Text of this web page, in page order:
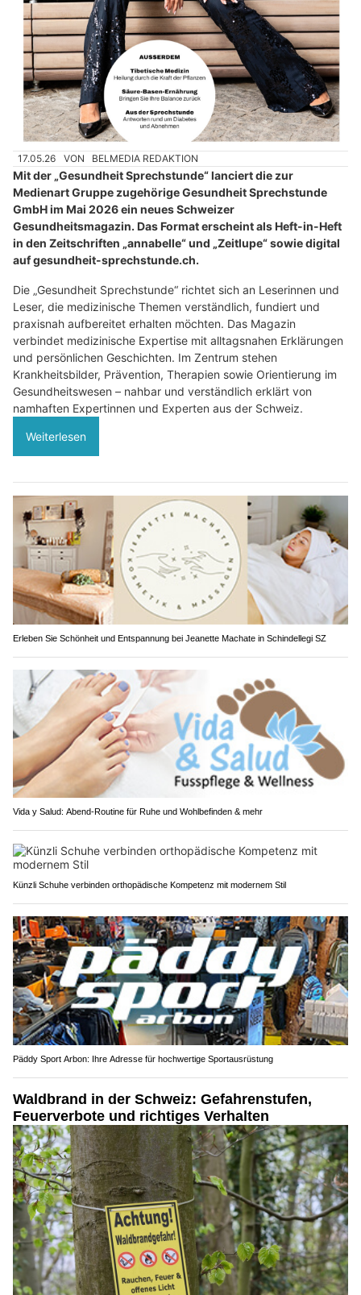
17.05.26 VON BELMEDIA REDAKTION
Mit der „Gesundheit Sprechstunde“ lanciert die zur
Medienart Gruppe zugehörige Gesundheit Sprechstunde
GmbH im Mai 2026 ein neues Schweizer
Gesundheitsmagazin. Das Format erscheint als Heft-in-Heft
in den Zeitschriften „annabelle“ und „Zeitlupe“ sowie digital
auf gesundheit-sprechstunde.ch.
Die „Gesundheit Sprechstunde“ richtet sich an Leserinnen und
Leser, die medizinische Themen verständlich, fundiert und
praxisnah aufbereitet erhalten möchten. Das Magazin
verbindet medizinische Expertise mit alltagsnahen Erklärungen
und persönlichen Geschichten. Im Zentrum stehen
Krankheitsbilder, Prävention, Therapien sowie Orientierung im
Gesundheitswesen – nahbar und verständlich erklärt von
namhaften Expertinnen und Experten aus der Schweiz.
Weiterlesen
Erleben Sie Schönheit und Entspannung bei Jeanette Machate in Schindellegi SZ
Vida y Salud: Abend-Routine für Ruhe und Wohlbefinden & mehr
Künzli Schuhe verbinden orthopädische Kompetenz mit modernem Stil
Päddy Sport Arbon: Ihre Adresse für hochwertige Sportausrüstung
Waldbrand in der Schweiz: Gefahrenstufen,
Feuerverbote und richtiges Verhalten